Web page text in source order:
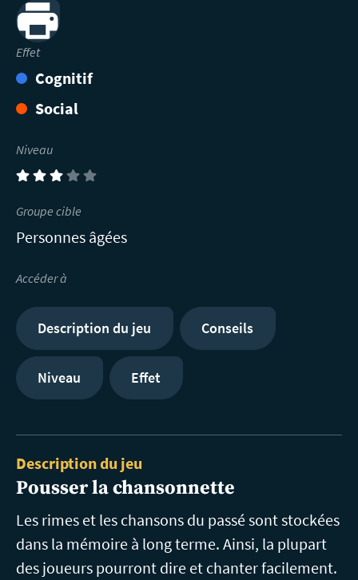
Print
Effet
Cognitif
Social
Niveau
(3)
Groupe cible
Personnes âgées
Accéder à
Description du jeu Conseils
Niveau Effet
Description du jeu
Pousser la chansonnette
Les rimes et les chansons du passé sont stockées
dans la mémoire à long terme. Ainsi, la plupart
des joueurs pourront dire et chanter facilement.